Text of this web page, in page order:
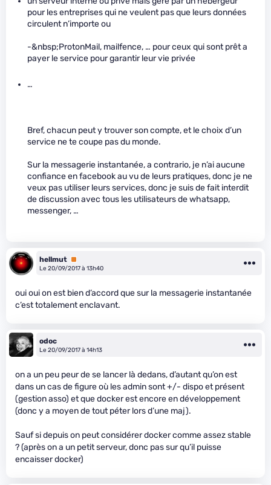
pour les entreprises qui ne veulent pas que leurs données
circulent n’importe ou
-&nbsp;ProtonMail, mailfence, … pour ceux qui sont prêt a
payer le service pour garantir leur vie privée
…
Bref, chacun peut y trouver son compte, et le choix d’un
service ne te coupe pas du monde.
Sur la messagerie instantanée, a contrario, je n’ai aucune
confiance en facebook au vu de leurs pratiques, donc je ne
veux pas utiliser leurs services, donc je suis de fait interdit
de discussion avec tous les utilisateurs de whatsapp,
messenger, …
hellmut Premium
Le 20/09/2017 à 13h40
oui oui on est bien d’accord que sur la messagerie instantanée
c’est totalement enclavant.
odoc
Le 20/09/2017 à 14h13
on a un peu peur de se lancer là dedans, d’autant qu’on est
dans un cas de figure où les admin sont +/- dispo et présent
(gestion asso) et que docker est encore en développement
(donc y a moyen de tout péter lors d’une maj).
Sauf si depuis on peut considérer docker comme assez stable
? (après on a un petit serveur, donc pas sur qu’il puisse
encaisser docker)